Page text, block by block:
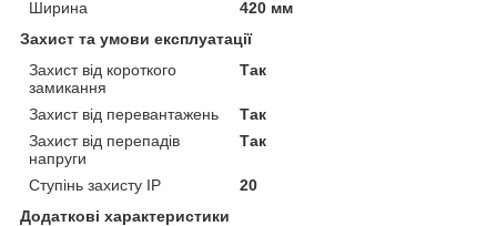
Ширина
420 мм
Захист та умови експлуатації
Захист від короткого
замикання
Так
Захист від перевантажень
Так
Захист від перепадів
напруги
Так
Ступінь захисту IP
20
Додаткові характеристики